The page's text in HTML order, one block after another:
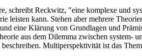
schreibt Reckwitz, "eine komplexe und
leisten kann. Stehen aber mehrere
eine Klärung von Grundlagen und
aus dem Dilemma zwischen system-
Multiperspektivität ist das